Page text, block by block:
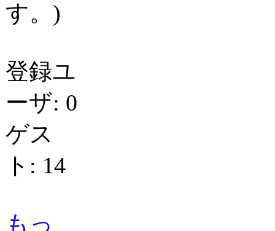
す。)
登録ユ
ーザ: 0
ゲス
ト: 14
もっ